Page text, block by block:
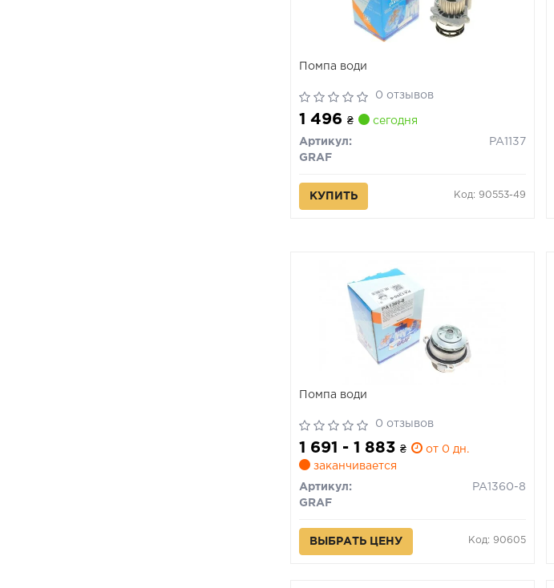
Помпа води
0 отзывов
1 496 ₴ сегодня
Артикул:
PA1137
GRAF
КУПИТЬ Код: 90553-49
Помпа води
0 отзывов
1 691 - 1 883 ₴
от 0 дн.
заканчивается
Артикул:
PA1360-8
GRAF
ВЫБРАТЬ ЦЕНУ Код: 90605